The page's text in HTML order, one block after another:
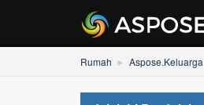
Rumah